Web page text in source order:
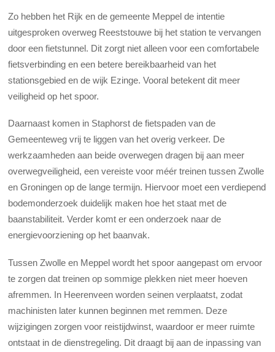
Zo hebben het Rijk en de gemeente Meppel de intentie
uitgesproken overweg Reeststouwe bij het station te vervangen
door een fietstunnel. Dit zorgt niet alleen voor een comfortabele
fietsverbinding en een betere bereikbaarheid van het
stationsgebied en de wijk Ezinge. Vooral betekent dit meer
veiligheid op het spoor.
Daarnaast komen in Staphorst de fietspaden van de
Gemeenteweg vrij te liggen van het overig verkeer. De
werkzaamheden aan beide overwegen dragen bij aan meer
overwegveiligheid, een vereiste voor méér treinen tussen Zwolle
en Groningen op de lange termijn. Hiervoor moet een verdiepend
bodemonderzoek duidelijk maken hoe het staat met de
baanstabiliteit. Verder komt er een onderzoek naar de
energievoorziening op het baanvak.
Tussen Zwolle en Meppel wordt het spoor aangepast om ervoor
te zorgen dat treinen op sommige plekken niet meer hoeven
afremmen. In Heerenveen worden seinen verplaatst, zodat
machinisten later kunnen beginnen met remmen. Deze
wijzigingen zorgen voor reistijdwinst, waardoor er meer ruimte
ontstaat in de dienstregeling. Dit draagt bij aan de inpassing van